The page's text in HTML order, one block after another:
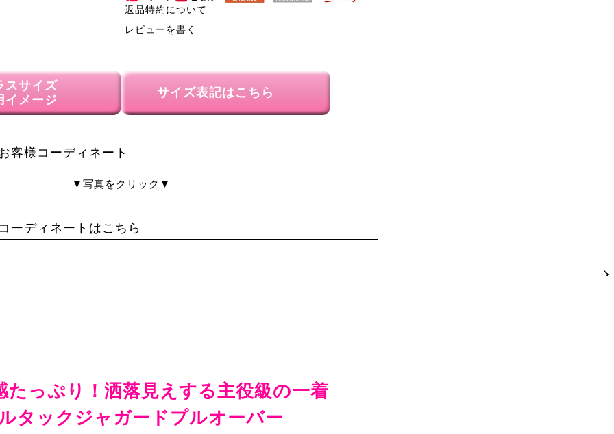
返品特約について
レビューを書く
スサイズ
イメージ
サイズ表記はこちら
客様コーディネート
▼写真をクリック▼
ーディネートはこちら
たっぷり！洒落見えする主役級の一着
タックジャガードプルオーバー